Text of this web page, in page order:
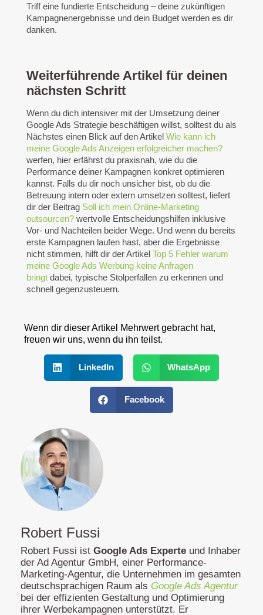
Triff eine fundierte Entscheidung – deine zukünftigen
Kampagnenergebnisse und dein Budget werden es dir
danken.
Weiterführende Artikel für deinen
nächsten Schritt
Wenn du dich intensiver mit der Umsetzung deiner
Google Ads Strategie beschäftigen willst, solltest du als
Nächstes einen Blick auf den Artikel Wie kann ich
meine Google Ads Anzeigen erfolgreicher machen?
werfen, hier erfährst du praxisnah, wie du die
Performance deiner Kampagnen konkret optimieren
kannst. Falls du dir noch unsicher bist, ob du die
Betreuung intern oder extern umsetzen solltest, liefert
dir der Beitrag Soll ich mein Online-Marketing
outsourcen? wertvolle Entscheidungshilfen inklusive
Vor- und Nachteilen beider Wege. Und wenn du bereits
erste Kampagnen laufen hast, aber die Ergebnisse
nicht stimmen, hilft dir der Artikel Top 5 Fehler warum
meine Google Ads Werbung keine Anfragen
bringt dabei, typische Stolperfallen zu erkennen und
schnell gegenzusteuern.
Wenn dir dieser Artikel Mehrwert gebracht hat,
freuen wir uns, wenn du ihn teilst.
LinkedIn WhatsApp
Facebook
Robert Fussi
Robert Fussi ist Google Ads Experte und Inhaber
der Ad Agentur GmbH, einer Performance-
Marketing-Agentur, die Unternehmen im gesamten
deutschsprachigen Raum als Google Ads Agentur
bei der effizienten Gestaltung und Optimierung
ihrer Werbekampagnen unterstützt. Er